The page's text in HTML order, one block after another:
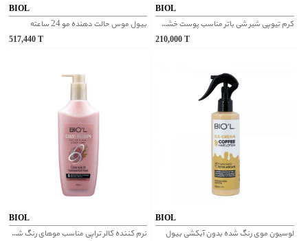
BIOL
بیول موس حالت دهنده مو 24 ساعته
517,440
BIOL
کرم تیوپی شیر شی باتر مناسب پوست خشک بیول
210,000
BIOL
نرم کننده کالر تراپی مناسب موهای رنگ شده سولفات فری بیول
BIOL
لوسیون موی رنگ شده بدون آبکشی بیول